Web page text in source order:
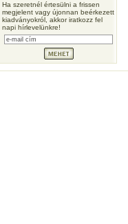
Ha szeretnél értesülni a frissen
megjelent vagy újonnan beérkezett
kiadványokról, akkor iratkozz fel
napi hírlevelünkre!